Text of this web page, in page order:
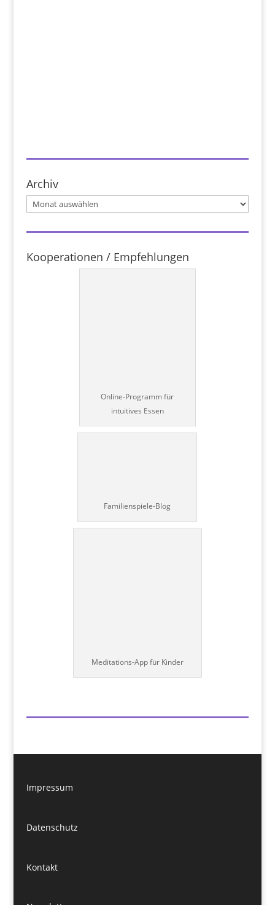
Archiv
Archiv
Kooperationen / Empfehlungen
Online-Programm für
intuitives Essen
Familienspiele-Blog
Meditations-App für Kinder
Impressum
Datenschutz
Kontakt